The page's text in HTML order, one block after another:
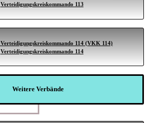
Verteidigungskreiskommando 113
Verteidigungskreiskommando 114
Weitere Verbände